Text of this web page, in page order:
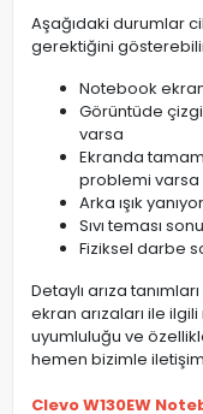
Aşağıdaki durumlar
gerektiğini
Notebook
Görüntüde
varsa
Ekranda
problemi varsa
Arka ışık
Sıvı teması
Fiziksel darbe
Detaylı arıza
ekran arızaları ile
uyumluluğu ve
hemen bizimle
Clevo W130EW